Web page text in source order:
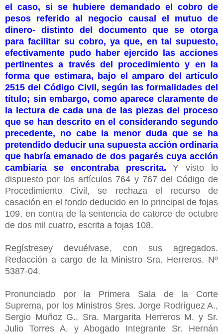
el caso, si se hubiere demandado el cobro de
pesos referido al negocio causal el mutuo de
dinero- distinto del documento que se otorga
para facilitar su cobro, ya que, en tal supuesto,
efectivamente pudo haber ejercido las acciones
pertinentes a través del procedimiento y en la
forma que estimara, bajo el amparo del artículo
2515 del Código Civil, según las formalidades del
título; sin embargo, como aparece claramente de
la lectura de cada una de las piezas del proceso
que se han descrito en el considerando segundo
precedente, no cabe la menor duda que se ha
pretendido deducir una supuesta acción ordinaria
que habría emanado de dos pagarés cuya acción
cambiaria se encontraba prescrita. Y visto lo
dispuesto por los artículos 764 y 767 del Código de
Procedimiento Civil, se rechaza el recurso de
casación en el fondo deducido en lo principal de fojas
109, en contra de la sentencia de catorce de octubre
de dos mil cuatro, escrita a fojas 108.
Regístresey devuélvase, con sus agregados.
Redacción a cargo de la Ministro Sra. Herreros. Nº
5387-04.
Pronunciado por la Primera Sala de la Corte
Suprema, por los Ministros Sres. Jorge Rodríguez A.,
Sergio Muñoz G., Sra. Margarita Herreros M. y Sr.
Julio Torres A. y Abogado Integrante Sr. Hernán